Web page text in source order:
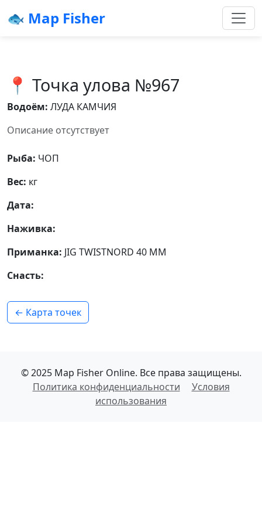
🐟 Map Fisher
📍 Точка улова №967
Водоём: ЛУДА КАМЧИЯ
Описание отсутствует
Рыба: ЧОП
Вес: кг
Дата:
Наживка:
Приманка: JIG TWISTNORD 40 MM
Снасть:
← Карта точек
© 2025 Map Fisher Online. Все права защищены.
Политика конфиденциальности
Условия
использования